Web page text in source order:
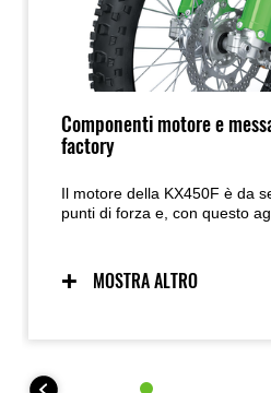
Componenti motore e
factory
Il motore della KX450F è da
punti di forza e, con questo
pilota percepirà una risposta
aggressiva, una spinta più
MOSTRA ALTRO